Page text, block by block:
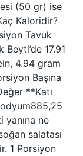
(50 gr) ise
Kaloridir?
Tavuk
17.91
4.94 gram
Başına
**Katı
yanına ne
salatası
1 Porsiyon